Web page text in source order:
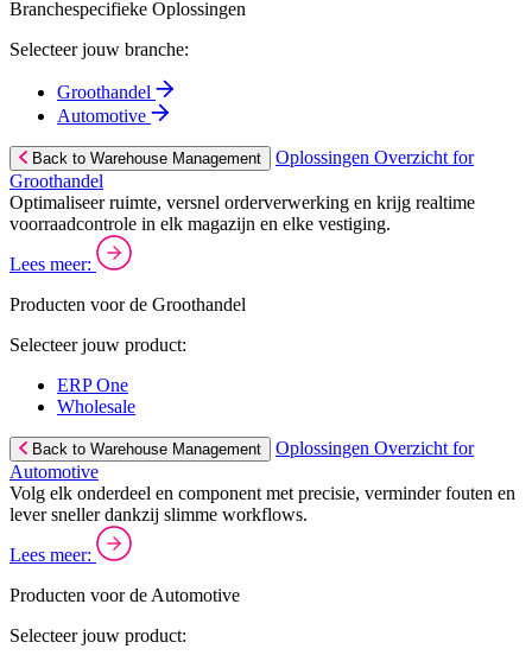
Branchespecifieke Oplossingen
Selecteer jouw branche:
Groothandel
Automotive
Back to Warehouse Management
Oplossingen Overzicht for
Groothandel
Optimaliseer ruimte, versnel orderverwerking en krijg realtime
voorraadcontrole in elk magazijn en elke vestiging.
Lees meer:
Producten voor de Groothandel
Selecteer jouw product:
ERP One
Wholesale
Back to Warehouse Management
Oplossingen Overzicht for
Automotive
Volg elk onderdeel en component met precisie, verminder fouten en
lever sneller dankzij slimme workflows.
Lees meer:
Producten voor de Automotive
Selecteer jouw product: